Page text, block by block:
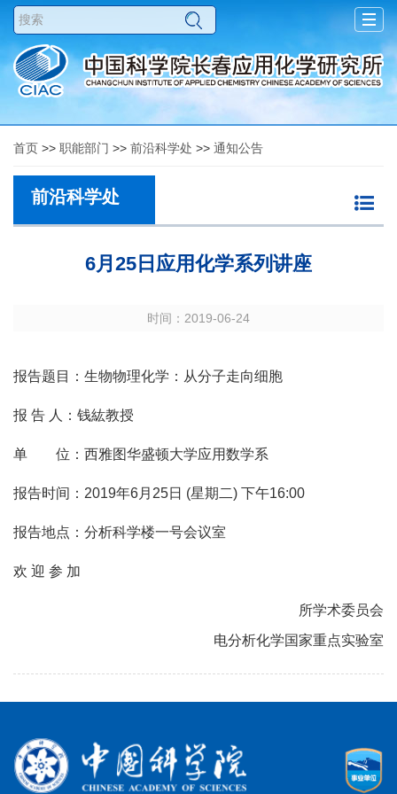
首页 >> 职能部门 >> 前沿科学处 >> 通知公告
前沿科学处
6月25日应用化学系列讲座
时间：2019-06-24
报告题目：生物物理化学：从分子走向细胞
报 告 人：钱紘教授
单 位：西雅图华盛顿大学应用数学系
报告时间：2019年6月25日 (星期二) 下午16:00
报告地点：分析科学楼一号会议室
欢 迎 参 加
所学术委员会
电分析化学国家重点实验室